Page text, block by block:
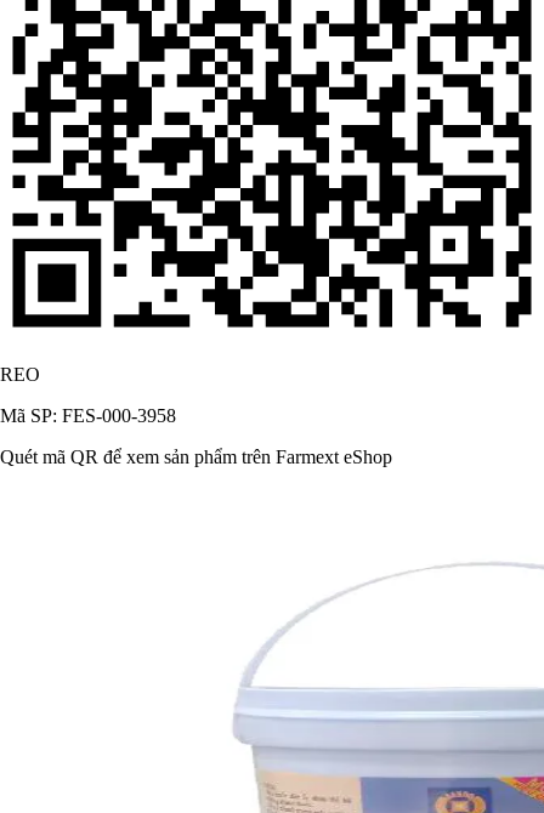
REO
Mã SP: FES-000-3958
Quét mã QR để xem sản phẩm trên Farmext eShop